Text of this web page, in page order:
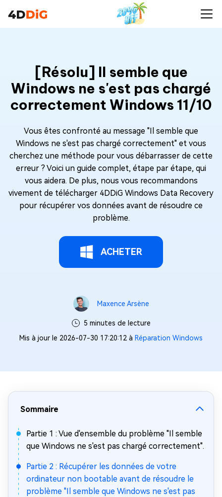
[Résolu] Il semble que
Windows ne s'est pas chargé
correctement Windows 11/10
Vous êtes confronté au message "Il semble que
Windows ne s'est pas chargé correctement" et vous
cherchez une méthode pour vous débarrasser de cette
erreur ? Voici un guide complet, étape par étape, qui
vous aidera. De plus, nous vous recommandons
vivement de télécharger 4DDiG Windows Data Recovery
pour récupérer vos données avant de résoudre ce
problème.
ACHETER
Maxence Arsène
5 minutes de lecture
Mis à jour le 2026-07-30 17:20:12 à Réparation Windows
Sommaire
Partie 1 : Vue d'ensemble du problème "Il semble
que Windows ne s'est pas chargé correctement".
Partie 2 : Récupérer les données de votre
ordinateur non bootable avant de résoudre le
problème "Il semble que Windows ne s'est pas